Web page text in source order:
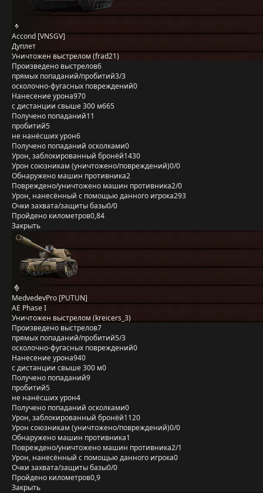
Accond [VNSGV]
Дуплет
Уничтожен выстрелом (frad21)
Произведено выстрелов6
прямых попаданий/пробитий3/3
осколочно-фугасных повреждений0
Нанесение урона970
с дистанции свыше 300 м665
Получено попаданий11
пробитий5
не нанёсших урон6
Получено попаданий осколками0
Урон, заблокированный бронёй1430
Урон союзникам (уничтожено/повреждений)0/0
Обнаружено машин противника2
Повреждено/уничтожено машин противника2/0
Урон, нанесённый с помощью данного игрока293
Очки захвата/защиты базы0/0
Пройдено километров0,84
Закрыть
MedvedevPro [PUTUN]
AE Phase I
Уничтожен выстрелом (kreicers_3)
Произведено выстрелов7
прямых попаданий/пробитий5/3
осколочно-фугасных повреждений0
Нанесение урона940
с дистанции свыше 300 м0
Получено попаданий9
пробитий5
не нанёсших урон4
Получено попаданий осколками0
Урон, заблокированный бронёй1120
Урон союзникам (уничтожено/повреждений)0/0
Обнаружено машин противника1
Повреждено/уничтожено машин противника2/1
Урон, нанесённый с помощью данного игрока0
Очки захвата/защиты базы0/0
Пройдено километров0,9
Закрыть